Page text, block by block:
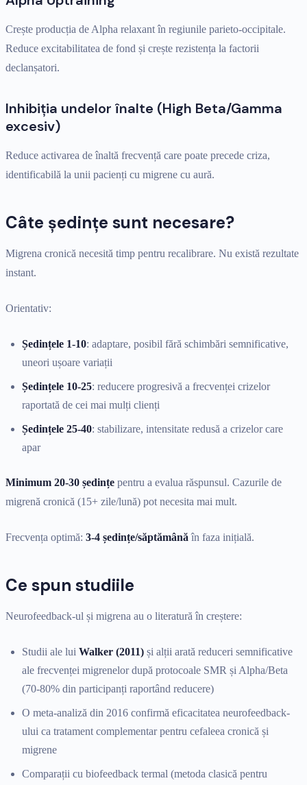
Crește producția de Alpha relaxant în regiunile parieto-occipitale.
Reduce excitabilitatea de fond și crește rezistența la factorii
declanșatori.
Inhibiția undelor înalte (High Beta/Gamma
excesiv)
Reduce activarea de înaltă frecvență care poate precede criza,
identificabilă la unii pacienți cu migrene cu aură.
Câte ședințe sunt necesare?
Migrena cronică necesită timp pentru recalibrare. Nu există rezultate
instant.
Orientativ:
Ședințele 1-10: adaptare, posibil fără schimbări semnificative,
uneori ușoare variații
Ședințele 10-25: reducere progresivă a frecvenței crizelor
raportată de cei mai mulți clienți
Ședințele 25-40: stabilizare, intensitate redusă a crizelor care
apar
Minimum 20-30 ședințe pentru a evalua răspunsul. Cazurile de
migrenă cronică (15+ zile/lună) pot necesita mai mult.
Frecvența optimă: 3-4 ședințe/săptămână în faza inițială.
Ce spun studiile
Neurofeedback-ul și migrena au o literatură în creștere:
Studii ale lui Walker (2011) și alții arată reduceri semnificative
ale frecvenței migrenelor după protocoale SMR și Alpha/Beta
(70-80% din participanți raportând reducere)
O meta-analiză din 2016 confirmă eficacitatea neurofeedback-
ului ca tratament complementar pentru cefaleea cronică și
migrene
Comparații cu biofeedback termal (metoda clasică pentru